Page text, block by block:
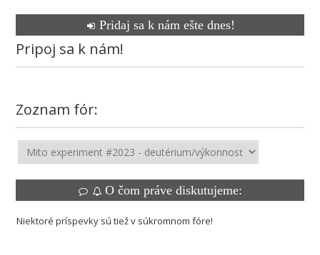
Pridaj sa k nám ešte dnes!
Pripoj sa k nám!
Zoznam fór:
O čom práve diskutujeme:
Niektoré príspevky sú tiež v súkromnom fóre!